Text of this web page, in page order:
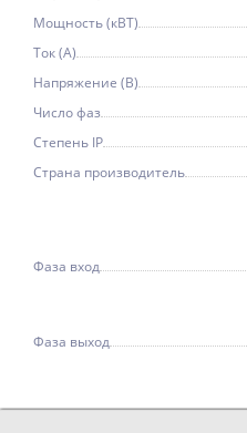
Мощность (кВТ)
Ток (A)
Напряжение (В)
Число фаз
Степень IP
Страна производитель
Фаза вход
Фаза выход